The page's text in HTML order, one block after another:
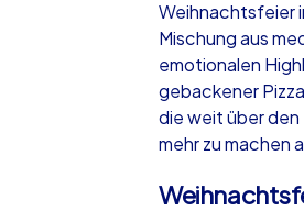
Weihnachtsfeier
Mischung aus
emotionalen
gebackener
die weit über den
mehr zu machen